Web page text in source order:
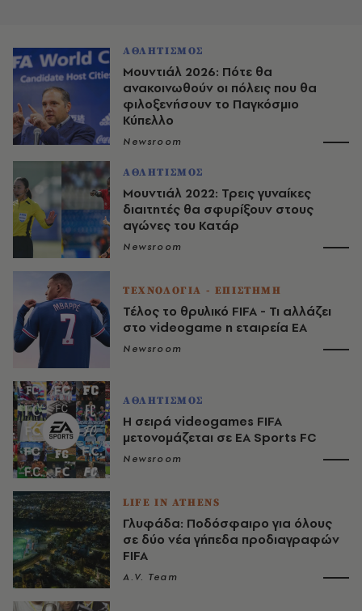
ΑΘΛΗΤΙΣΜΟΣ
Μουντιάλ 2026: Πότε θα
ανακοινωθούν οι πόλεις που θα
φιλοξενήσουν το Παγκόσμιο
Κύπελλο
Newsroom
ΑΘΛΗΤΙΣΜΟΣ
Μουντιάλ 2022: Τρεις γυναίκες
διαιτητές θα σφυρίξουν στους
αγώνες του Κατάρ
Newsroom
ΤΕΧΝΟΛΟΓΙΑ - ΕΠΙΣΤΗΜΗ
Τέλος το θρυλικό FIFA - Τι αλλάζει
στο videogame η εταιρεία ΕΑ
Newsroom
ΑΘΛΗΤΙΣΜΟΣ
Η σειρά videogames FIFA
μετονομάζεται σε EA Sports FC
Newsroom
LIFE IN ATHENS
Γλυφάδα: Ποδόσφαιρο για όλους
σε δύο νέα γήπεδα προδιαγραφών
FIFA
A.V. Team